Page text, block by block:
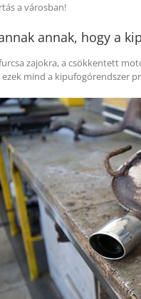
a városban!
annak, hogy a
zajokra, a csökkentett
ezek mind a kipufogórendszer